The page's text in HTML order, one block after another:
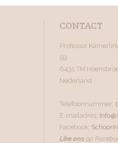
CONTACT
Professor
59
6431 TM
Nederland
Telefoonnummer;
E-mailadres;
Facebook;
Like ons op